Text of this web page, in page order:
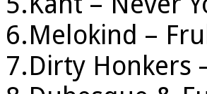
6.Melokind –
7.Dirty Honkers